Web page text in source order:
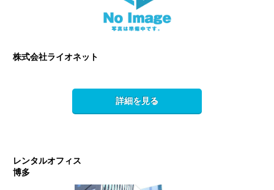
株式会社ライオネット
詳細を見る
レンタルオフィス
博多